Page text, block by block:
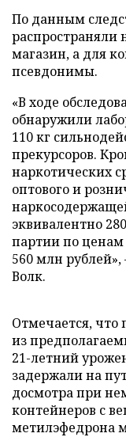
По данным
распространяли
магазин, а для
псевдонимы.
«В ходе
обнаружили
110 кг
прекурсоров.
наркотических
оптового и
эквивалентно
партии по ценам
560 млн рублей»,
Волк.
Отмечается, что
из
21-летний
задержали на
досмотра при
контейнеров с
метилэфедрона